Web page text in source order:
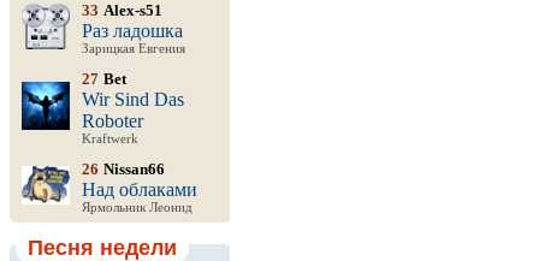
33 Alex-s51
Раз ладошка
Зарицкая Евгения
27 Bet
Wir Sind Das
Roboter
Kraftwerk
26 Nissan66
Над облаками
Ярмольник Леонид
Песня недели